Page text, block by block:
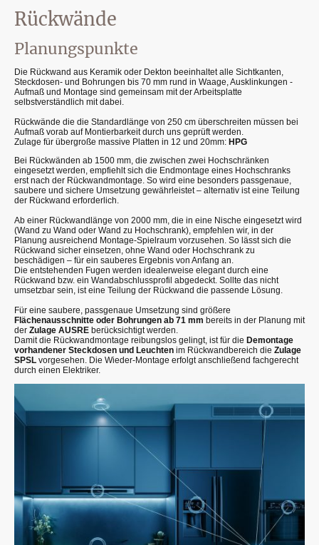
Rückwände
Planungspunkte
Die Rückwand aus Keramik oder Dekton beeinhaltet alle Sichtkanten,
Steckdosen- und Bohrungen bis 70 mm rund in Waage, Ausklinkungen -
Aufmaß und Montage sind gemeinsam mit der Arbeitsplatte
selbstverständlich mit dabei.
Rückwände die die Standardlänge von 250 cm überschreiten müssen bei
Aufmaß vorab auf Montierbarkeit durch uns geprüft werden.
Zulage für übergroße massive Platten in 12 und 20mm: HPG
Bei Rückwänden ab 1500 mm, die zwischen zwei Hochschränken
eingesetzt werden, empfiehlt sich die Endmontage eines Hochschranks
erst nach der Rückwandmontage. So wird eine besonders passgenaue,
saubere und sichere Umsetzung gewährleistet – alternativ ist eine Teilung
der Rückwand erforderlich.
Ab einer Rückwandlänge von 2000 mm, die in eine Nische eingesetzt wird
(Wand zu Wand oder Wand zu Hochschrank), empfehlen wir, in der
Planung ausreichend Montage-Spielraum vorzusehen. So lässt sich die
Rückwand sicher einsetzen, ohne Wand oder Hochschrank zu
beschädigen – für ein sauberes Ergebnis von Anfang an.
Die entstehenden Fugen werden idealerweise elegant durch eine
Rückwand bzw. ein Wandabschlussprofil abgedeckt. Sollte das nicht
umsetzbar sein, ist eine Teilung der Rückwand die passende Lösung.
Für eine saubere, passgenaue Umsetzung sind größere
Flächenausschnitte oder Bohrungen ab 71 mm bereits in der Planung mit
der Zulage AUSRE berücksichtigt werden.
Damit die Rückwandmontage reibungslos gelingt, ist für die Demontage
vorhandener Steckdosen und Leuchten im Rückwandbereich die Zulage
SPSL vorgesehen. Die Wieder-Montage erfolgt anschließend fachgerecht
durch einen Elektriker.